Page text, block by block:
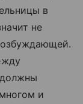
в
не
и